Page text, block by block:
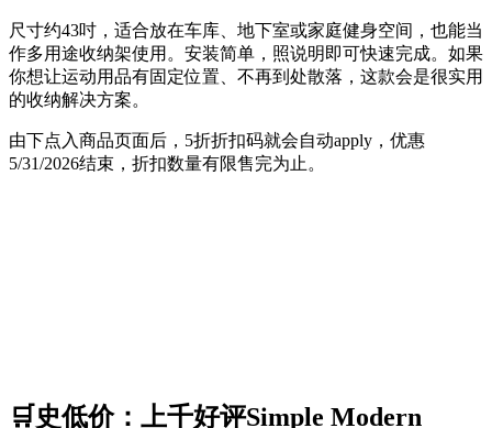
尺寸约43吋，适合放在车库、地下室或家庭健身空间，也能当
作多用途收纳架使用。安装简单，照说明即可快速完成。如果
你想让运动用品有固定位置、不再到处散落，这款会是很实用
的收纳解决方案。
由下点入商品页面后，5折折扣码就会自动apply，优惠
5/31/2026结束，折扣数量有限售完为止。
🛒史低价：上千好评Simple Modern